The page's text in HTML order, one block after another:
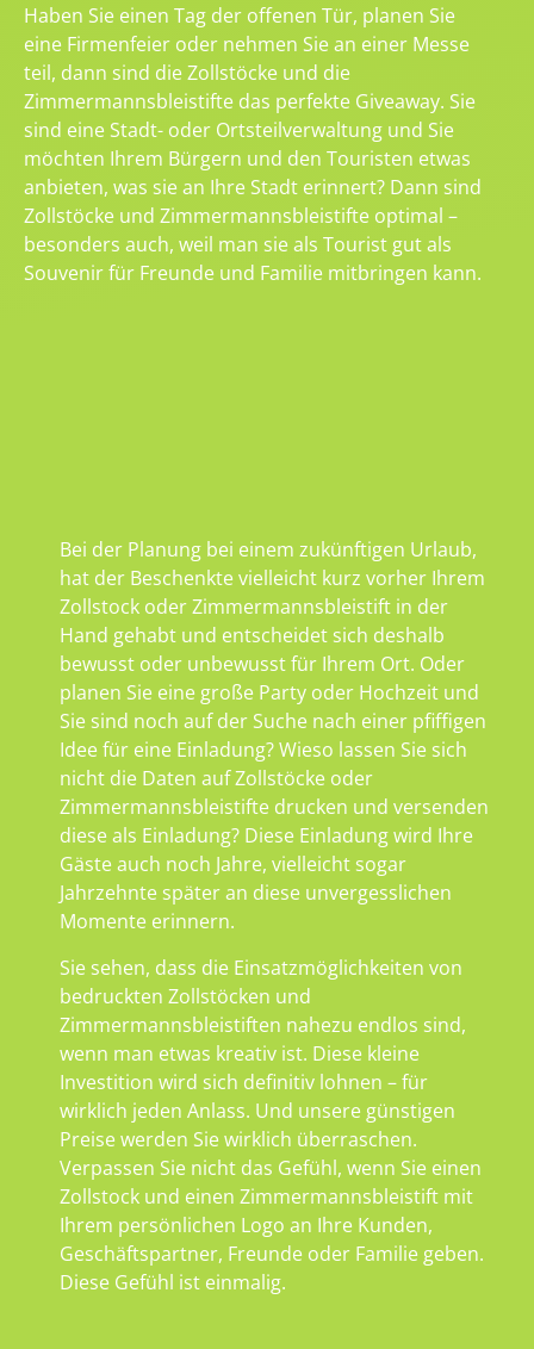
Haben Sie einen Tag der offenen Tür, planen Sie
eine Firmenfeier oder nehmen Sie an einer Messe
teil, dann sind die Zollstöcke und die
Zimmermannsbleistifte das perfekte Giveaway. Sie
sind eine Stadt- oder Ortsteilverwaltung und Sie
möchten Ihrem Bürgern und den Touristen etwas
anbieten, was sie an Ihre Stadt erinnert? Dann sind
Zollstöcke und Zimmermannsbleistifte optimal –
besonders auch, weil man sie als Tourist gut als
Souvenir für Freunde und Familie mitbringen kann.
Bei der Planung bei einem zukünftigen Urlaub,
hat der Beschenkte vielleicht kurz vorher Ihrem
Zollstock oder Zimmermannsbleistift in der
Hand gehabt und entscheidet sich deshalb
bewusst oder unbewusst für Ihrem Ort. Oder
planen Sie eine große Party oder Hochzeit und
Sie sind noch auf der Suche nach einer pfiffigen
Idee für eine Einladung? Wieso lassen Sie sich
nicht die Daten auf Zollstöcke oder
Zimmermannsbleistifte drucken und versenden
diese als Einladung? Diese Einladung wird Ihre
Gäste auch noch Jahre, vielleicht sogar
Jahrzehnte später an diese unvergesslichen
Momente erinnern.
Sie sehen, dass die Einsatzmöglichkeiten von
bedruckten Zollstöcken und
Zimmermannsbleistiften nahezu endlos sind,
wenn man etwas kreativ ist. Diese kleine
Investition wird sich definitiv lohnen – für
wirklich jeden Anlass. Und unsere günstigen
Preise werden Sie wirklich überraschen.
Verpassen Sie nicht das Gefühl, wenn Sie einen
Zollstock und einen Zimmermannsbleistift mit
Ihrem persönlichen Logo an Ihre Kunden,
Geschäftspartner, Freunde oder Familie geben.
Diese Gefühl ist einmalig.